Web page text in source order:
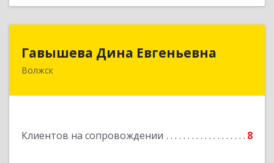
Гавышева Дина Евгеньевна
Волжск
Клиентов на сопровождении 8